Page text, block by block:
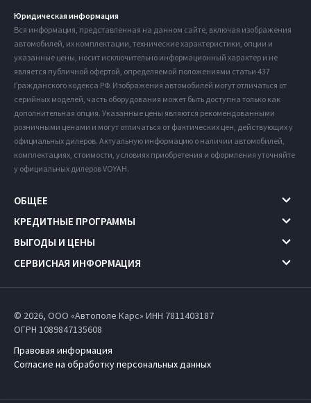
Юридическая информация
Вся информация, представленная на данном сайте, включая изображения
автомобилей, их комплектации, технические характеристики, опции и
указанные цены, носит исключительно информационный характер и не
является публичной офертой, определяемой положениями статьи 437
Гражданского кодекса РФ. Изображения автомобилей могут отличаться от
серийных моделей, часть оборудования может быть доступна только как
дополнительная опция. Указанные цены являются рекомендованными
розничными ценами и могут отличаться от фактических цен, действующих у
официальных дилеров. Актуальную информацию о наличии автомобилей,
комплектациях, стоимости, условиях приобретения и оформления уточняйте
у официальных дилеров VOYAH.
ОБЩЕЕ
КРЕДИТНЫЕ ПРОГРАММЫ
ВЫГОДЫ И ЦЕНЫ
СЕРВИСНАЯ ИНФОРМАЦИЯ
© 2026, ООО «Автополе Карс» ИНН 7811403187
ОГРН 1089847135608
Правовая информация
Согласие на обработку персональных данных